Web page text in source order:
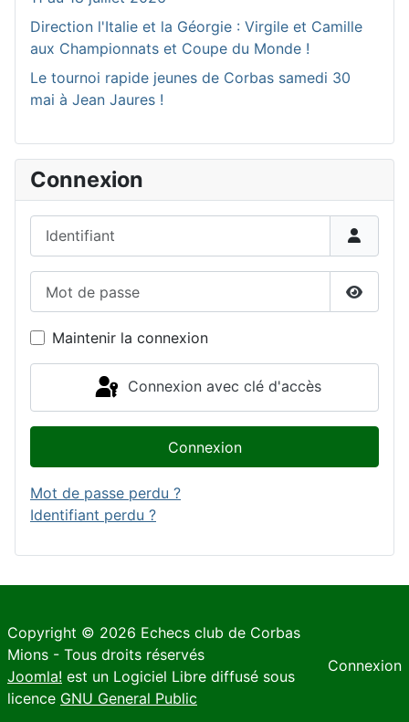
Direction l'Italie et la Géorgie : Virgile et Camille
aux Championnats et Coupe du Monde !
Le tournoi rapide jeunes de Corbas samedi 30
mai à Jean Jaures !
Connexion
Maintenir la connexion
Connexion avec clé d'accès
Connexion
Mot de passe perdu ?
Identifiant perdu ?
Copyright © 2026 Echecs club de Corbas
Mions - Tous droits réservés
Joomla! est un Logiciel Libre diffusé sous
licence GNU General Public
Connexion